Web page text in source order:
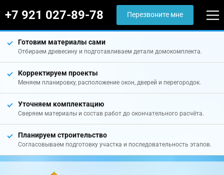
+7 921 027-89-78 Перезвоните мне
Готовим материалы сами
Отбираем древесину и подготавливаем детали домокомплекта.
Корректируем проекты
Меняем планировку, расположение окон, дверей и перегородок.
Уточняем комплектацию
Сверяем материалы и состав работ до окончательного расчёта.
Планируем строительство
Согласовываем подготовку участка и последовательность этапов.